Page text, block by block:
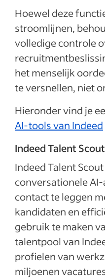
Hoewel deze
stroomlijnen,
volledige controle
het menselijk
te versnellen, niet
Hieronder vind je
AI-tools van Indeed
Indeed Talent Scout
Indeed Talent
conversationele
contact te leggen
kandidaten en
gebruik te maken
talentpool van
profielen van
miljoenen